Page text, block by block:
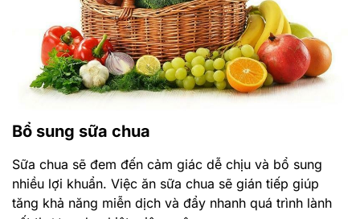
Bổ sung sữa chua
Sữa chua sẽ đem đến cảm giác dễ chịu và bổ sung
nhiều lợi khuẩn. Việc ăn sữa chua sẽ gián tiếp giúp
tăng khả năng miễn dịch và đẩy nhanh quá trình lành